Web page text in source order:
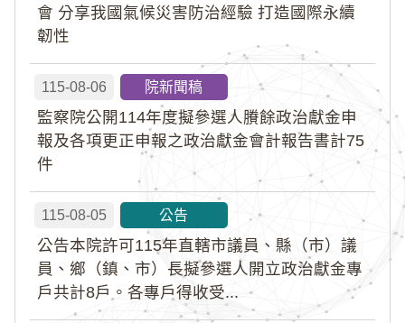
會 分享我國氣候災害防治經驗 打造國際永續
韌性
115-08-06 院新聞稿
監察院公開114年度擬參選人賸餘政治獻金申
報及各項更正申報之政治獻金會計報告書計75
件
115-08-05 公告
公告本院許可115年直轄市議員、縣（市）議
員、鄉（鎮、市）長擬參選人開立政治獻金專
戶共計8戶。各專戶得收受...